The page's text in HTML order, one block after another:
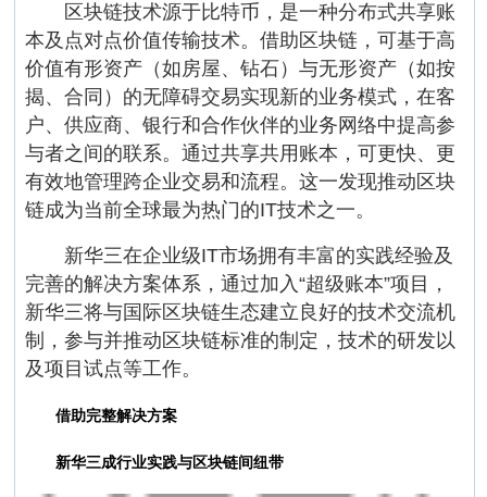
区块链技术源于比特币，是一种分布式共享账
本及点对点价值传输技术。借助区块链，可基于高
价值有形资产（如房屋、钻石）与无形资产（如按
揭、合同）的无障碍交易实现新的业务模式，在客
户、供应商、银行和合作伙伴的业务网络中提高参
与者之间的联系。通过共享共用账本，可更快、更
有效地管理跨企业交易和流程。这一发现推动区块
链成为当前全球最为热门的IT技术之一。
新华三在企业级IT市场拥有丰富的实践经验及
完善的解决方案体系，通过加入“超级账本”项目，
新华三将与国际区块链生态建立良好的技术交流机
制，参与并推动区块链标准的制定，技术的研发以
及项目试点等工作。
借助完整解决方案
新华三成行业实践与区块链间纽带